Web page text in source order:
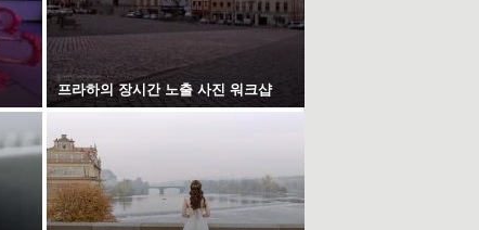
프라하의 장시간 노출 사진 워크샵